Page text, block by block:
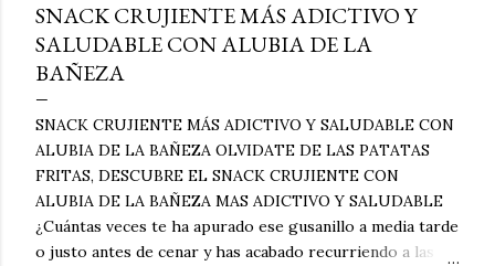
SNACK CRUJIENTE MÁS ADICTIVO Y
SALUDABLE CON ALUBIA DE LA
BAÑEZA
SNACK CRUJIENTE MÁS ADICTIVO Y SALUDABLE CON
ALUBIA DE LA BAÑEZA OLVIDATE DE LAS PATATAS
FRITAS, DESCUBRE EL SNACK CRUJIENTE CON
ALUBIA DE LA BAÑEZA MAS ADICTIVO Y SALUDABLE
¿Cuántas veces te ha apurado ese gusanillo a media tarde
o justo antes de cenar y has acabado recurriendo a las